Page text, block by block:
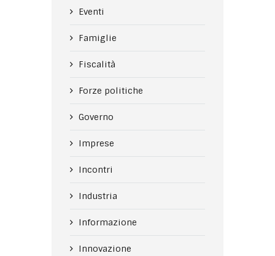
Eventi
Famiglie
Fiscalità
Forze politiche
Governo
Imprese
Incontri
Industria
Informazione
Innovazione